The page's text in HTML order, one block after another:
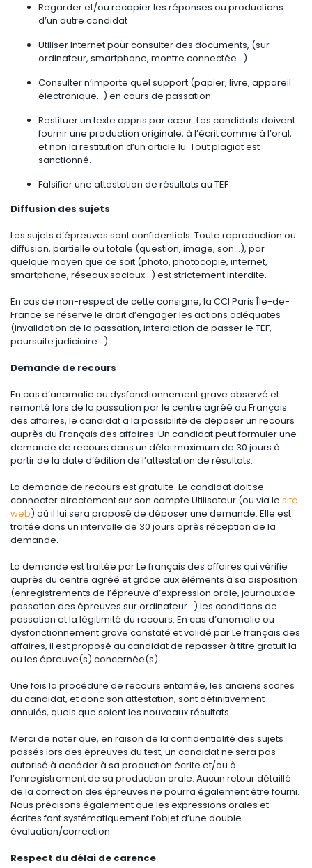
Regarder et/ou recopier les réponses ou productions
d’un autre candidat
Utiliser Internet pour consulter des documents, (sur
ordinateur, smartphone, montre connectée…)
Consulter n’importe quel support (papier, livre, appareil
électronique…) en cours de passation
Restituer un texte appris par cœur. Les candidats doivent
fournir une production originale, à l’écrit comme à l’oral,
et non la restitution d’un article lu. Tout plagiat est
sanctionné.
Falsifier une attestation de résultats au TEF
Diffusion des sujets
Les sujets d’épreuves sont confidentiels. Toute reproduction ou
diffusion, partielle ou totale (question, image, son…), par
quelque moyen que ce soit (photo, photocopie, internet,
smartphone, réseaux sociaux…) est strictement interdite.
En cas de non-respect de cette consigne, la CCI Paris Île-de-
France se réserve le droit d’engager les actions adéquates
(invalidation de la passation, interdiction de passer le TEF,
poursuite judiciaire…).
Demande de recours
En cas d’anomalie ou dysfonctionnement grave observé et
remonté lors de la passation par le centre agréé au Français
des affaires, le candidat a la possibilité de déposer un recours
auprès du Français des affaires. Un candidat peut formuler une
demande de recours dans un délai maximum de 30 jours à
partir de la date d’édition de l’attestation de résultats.
La demande de recours est gratuite. Le candidat doit se
connecter directement sur son compte Utilisateur (ou via le site
web) où il lui sera proposé de déposer une demande. Elle est
traitée dans un intervalle de 30 jours après réception de la
demande.
La demande est traitée par Le français des affaires qui vérifie
auprès du centre agréé et grâce aux éléments à sa disposition
(enregistrements de l’épreuve d’expression orale, journaux de
passation des épreuves sur ordinateur…) les conditions de
passation et la légitimité du recours. En cas d’anomalie ou
dysfonctionnement grave constaté et validé par Le français des
affaires, il est proposé au candidat de repasser à titre gratuit la
ou les épreuve(s) concernée(s).
Une fois la procédure de recours entamée, les anciens scores
du candidat, et donc son attestation, sont définitivement
annulés, quels que soient les nouveaux résultats.
Merci de noter que, en raison de la confidentialité des sujets
passés lors des épreuves du test, un candidat ne sera pas
autorisé à accéder à sa production écrite et/ou à
l’enregistrement de sa production orale. Aucun retour détaillé
de la correction des épreuves ne pourra également être fourni.
Nous précisons également que les expressions orales et
écrites font systématiquement l’objet d’une double
évaluation/correction.
Respect du délai de carence